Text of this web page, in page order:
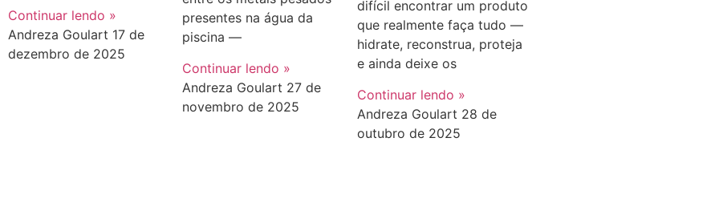
Continuar lendo »
Andreza Goulart 17 de
dezembro de 2025
presentes na água da
piscina —
Continuar lendo »
Andreza Goulart 27 de
novembro de 2025
difícil encontrar um produto
que realmente faça tudo —
hidrate, reconstrua, proteja
e ainda deixe os
Continuar lendo »
Andreza Goulart 28 de
outubro de 2025